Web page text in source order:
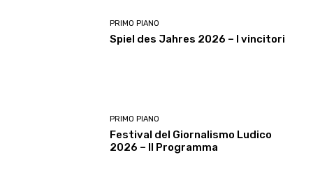
PRIMO PIANO
Spiel des Jahres 2026 – I vincitori
PRIMO PIANO
Festival del Giornalismo Ludico
2026 – Il Programma